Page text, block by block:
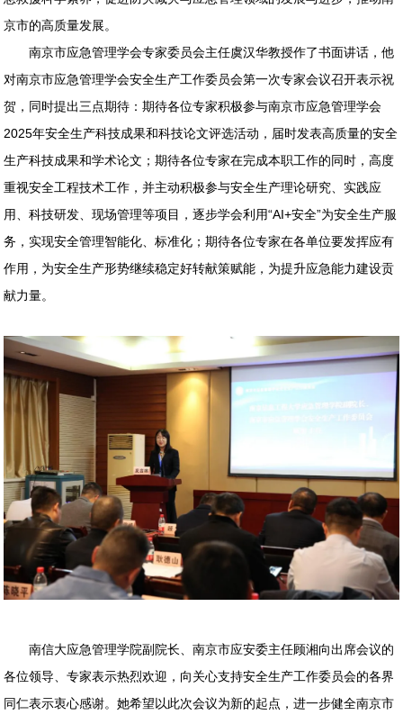
京市的高质量发展。
南京市应急管理学会专家委员会主任虞汉华教授作了书面讲话，他
对南京市应急管理学会安全生产工作委员会第一次专家会议召开表示祝
贺，同时提出三点期待：期待各位专家积极参与南京市应急管理学会
2025年安全生产科技成果和科技论文评选活动，届时发表高质量的安全
生产科技成果和学术论文；期待各位专家在完成本职工作的同时，高度
重视安全工程技术工作，并主动积极参与安全生产理论研究、实践应
用、科技研发、现场管理等项目，逐步学会利用“AI+安全”为安全生产服
务，实现安全管理智能化、标准化；期待各位专家在各单位要发挥应有
作用，为安全生产形势继续稳定好转献策赋能，为提升应急能力建设贡
献力量。
南信大应急管理学院副院长、南京市应安委主任顾湘向出席会议的
各位领导、专家表示热烈欢迎，向关心支持安全生产工作委员会的各界
同仁表示衷心感谢。她希望以此次会议为新的起点，进一步健全南京市